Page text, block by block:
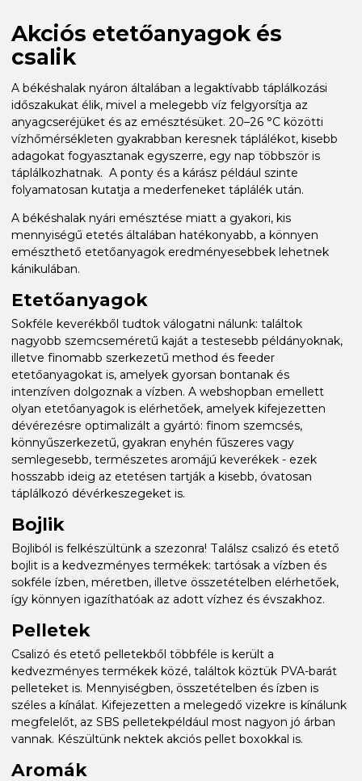
Akciós etetőanyagok és
csalik
A békéshalak nyáron általában a legaktívabb táplálkozási
időszakukat élik, mivel a melegebb víz felgyorsítja az
anyagcseréjüket és az emésztésüket. 20–26 °C közötti
vízhőmérsékleten gyakrabban keresnek táplálékot, kisebb
adagokat fogyasztanak egyszerre, egy nap többször is
táplálkozhatnak. A ponty és a kárász például szinte
folyamatosan kutatja a mederfeneket táplálék után.
A békéshalak nyári emésztése miatt a gyakori, kis
mennyiségű etetés általában hatékonyabb, a könnyen
emészthető etetőanyagok eredményesebbek lehetnek
kánikulában.
Etetőanyagok
Sokféle keverékből tudtok válogatni nálunk: találtok
nagyobb szemcseméretű kaját a testesebb példányoknak,
illetve finomabb szerkezetű method és feeder
etetőanyagokat is, amelyek gyorsan bontanak és
intenzíven dolgoznak a vízben. A webshopban emellett
olyan etetőanyagok is elérhetőek, amelyek kifejezetten
dévérezésre optimalizált a gyártó: finom szemcsés,
könnyűszerkezetű, gyakran enyhén fűszeres vagy
semlegesebb, természetes aromájú keverékek - ezek
hosszabb ideig az etetésen tartják a kisebb, óvatosan
táplálkozó dévérkeszegeket is.
Bojlik
Bojliból is felkészültünk a szezonra! Találsz csalizó és etető
bojlit is a kedvezményes termékek: tartósak a vízben és
sokféle ízben, méretben, illetve összetételben elérhetőek,
így könnyen igazíthatóak az adott vízhez és évszakhoz.
Pelletek
Csalizó és etető pelletekből többféle is került a
kedvezményes termékek közé, találtok köztük PVA-barát
pelleteket is. Mennyiségben, összetételben és ízben is
széles a kínálat. Kifejezetten a melegedő vizekre is kínálunk
megfelelőt, az SBS pelletekpéldául most nagyon jó árban
vannak. Készültünk nektek akciós pellet boxokkal is.
Aromák